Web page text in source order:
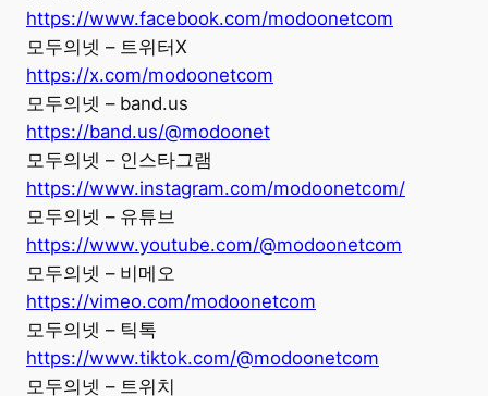
https://www.facebook.com/modoonetcom
모두의넷 – 트위터X
https://x.com/modoonetcom
모두의넷 – band.us
https://band.us/@modoonet
모두의넷 – 인스타그램
https://www.instagram.com/modoonetcom/
모두의넷 – 유튜브
https://www.youtube.com/@modoonetcom
모두의넷 – 비메오
https://vimeo.com/modoonetcom
모두의넷 – 틱톡
https://www.tiktok.com/@modoonetcom
모두의넷 – 트위치